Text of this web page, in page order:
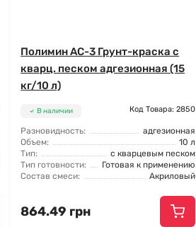
Полимин АС-3 Грунт-краска с
кварц. песком адгезионная (15
кг/10 л)
В наличии Код Товара: 2850
Разновидность:
адгезионная
Объем:
10 л
Тип:
с кварцевым песком
Тип готовности:
Готовая к применению
Состав смеси:
Акриловый
864.49 грн